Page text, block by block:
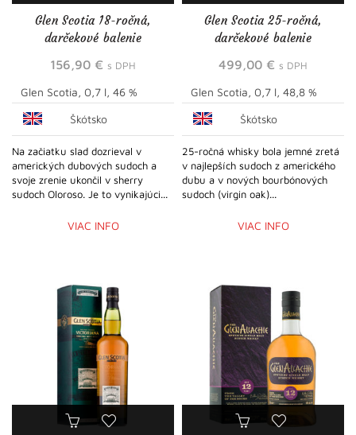
Glen Scotia 18-ročná,
darčekové balenie
156,90 € s DPH
Glen Scotia, 0,7 l, 46 %
Škótsko
Na začiatku slad dozrieval v
amerických dubových sudoch a
svoje zrenie ukončil v sherry
sudoch Oloroso. Je to vynikajúci...
VIAC INFO
Glen Scotia 25-ročná,
darčekové balenie
499,00 € s DPH
Glen Scotia, 0,7 l, 48,8 %
Škótsko
25-ročná whisky bola jemné zretá
v najlepších sudoch z amerického
dubu a v nových bourbónových
sudoch (virgin oak)...
VIAC INFO